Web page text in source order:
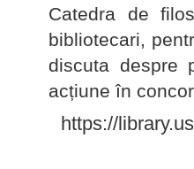
Catedra de
bibliotecari,
discuta despre
acțiune în
https://